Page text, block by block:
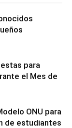
para
el Mes de
ONU para
de estudiantes